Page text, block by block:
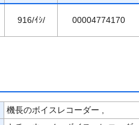
916/ｲｼ/ 00004774170
機長のボイスレコーダー ,